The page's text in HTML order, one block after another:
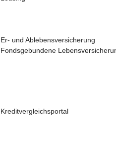
Er- und Ablebensversicherung
Fondsgebundene
Kreditvergleichsportal